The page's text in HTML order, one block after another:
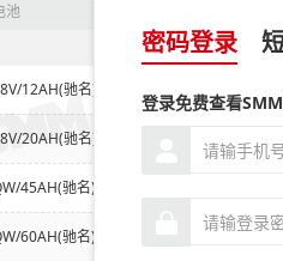
密码登录
登录免费查看
池
价格范围
12AH(驰名)
20AH(驰名)
45AH(驰名)
60AH(驰名) 未登录